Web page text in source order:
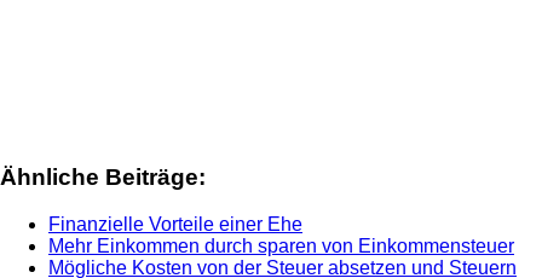
Ähnliche Beiträge:
Finanzielle Vorteile einer Ehe
Mehr Einkommen durch sparen von Einkommensteuer
Mögliche Kosten von der Steuer absetzen und Steuern